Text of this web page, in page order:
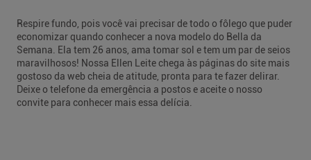
Respire fundo, pois você vai precisar de todo o fôlego que puder
economizar quando conhecer a nova modelo do Bella da
Semana. Ela tem 26 anos, ama tomar sol e tem um par de seios
maravilhosos! Nossa Ellen Leite chega às páginas do site mais
gostoso da web cheia de atitude, pronta para te fazer delirar.
Deixe o telefone da emergência a postos e aceite o nosso
convite para conhecer mais essa delícia.